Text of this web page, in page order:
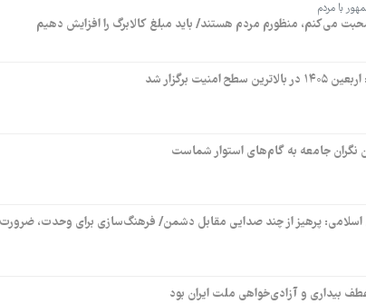
با مردم
می‌کنم، منظورم مردم هستند/ باید مبلغ کالابرگ را افزایش دهیم
برگزار شد
جامعه به گام‌های استوار شماست
پرهیز از چند صدایی مقابل دشمن/ فرهنگ‌سازی برای وحدت،
بیداری و آزادی‌خواهی ملت ایران بود